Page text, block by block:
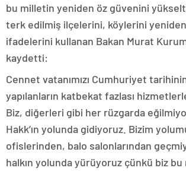
bu milletin yeniden öz güvenini
terk edilmiş ilçelerini, köylerini
ifadelerini kullanan Bakan Murat
kaydetti:
Cennet vatanımızı Cumhuriyet
yapılanların katbekat fazlası
Biz, diğerleri gibi her rüzgarda
Hakk’ın yolunda gidiyoruz. Bizim
ofislerinden, balo salonlarından
halkın yolunda yürüyoruz çünkü biz